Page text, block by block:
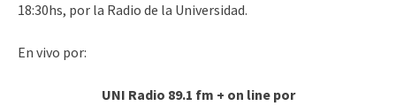
18:30hs, por la Radio de la Universidad.
En vivo por:
UNI Radio 89.1 fm + on line por